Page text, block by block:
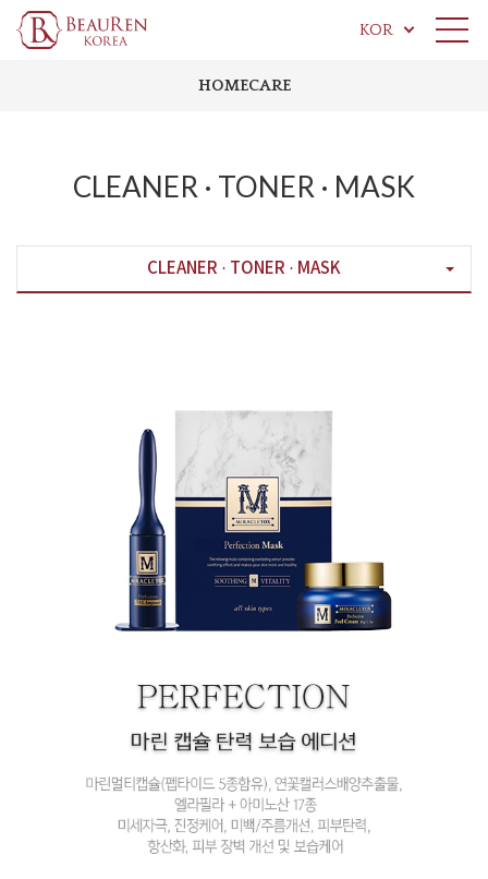
KOR
HOMECARE
CLEANER · TONER · MASK
CLEANER · TONER · MASK